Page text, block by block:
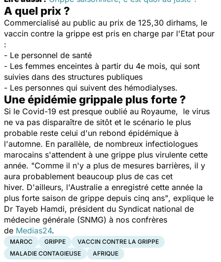
A quel prix ?
Commercialisé au public au prix de 125,30 dirhams, le
vaccin contre la grippe est pris en charge par l'Etat pour
:
- Le personnel de santé
- Les femmes enceintes à partir du 4e mois, qui sont
suivies dans des structures publiques
- Les personnes qui suivent des hémodialyses.
Une épidémie grippale plus forte ?
Si le Covid-19 est presque oublié au Royaume, le virus
ne va pas disparaître de sitôt et le scénario le plus
probable reste celui d'un rebond épidémique à
l'automne. En parallèle, de nombreux infectiologues
marocains s'attendent à une grippe plus virulente cette
année. "Comme il n'y a plus de mesures barrières, il y
aura probablement beaucoup plus de cas cet
hiver. D'ailleurs, l'Australie a enregistré cette année la
plus forte saison de grippe depuis cinq ans", explique le
Dr Tayeb Hamdi, président du Syndicat national de
médecine générale (SNMG) à nos confrères
de Medias24.
MAROC GRIPPE
VACCIN CONTRE LA GRIPPE
MALADIE CONTAGIEUSE
AFRIQUE